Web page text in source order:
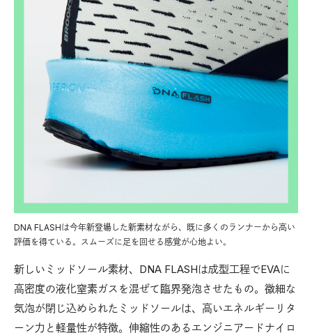
DNA FLASHは今年新登場した新素材ながら、既に多くのランナーから高い
評価を得ている。スムーズに足を回せる感覚が心地よい。
新しいミッドソール素材、DNA FLASHは成型工程でEVAに
高密度の液化窒素ガスを混ぜて臨界発泡させたもの。微細な
気泡が閉じ込められたミッドソールは、高いエネルギーリタ
ーン力と軽量性が特徴。伸縮性のあるエンジニアードナイロ